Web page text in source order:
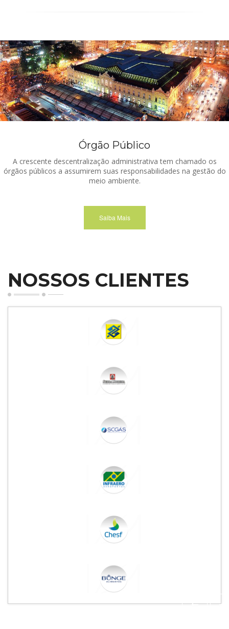
Órgão Público
A crescente descentralização administrativa tem chamado os
órgãos públicos a assumirem suas responsabilidades na gestão do
meio ambiente.
Saiba Mais
NOSSOS CLIENTES